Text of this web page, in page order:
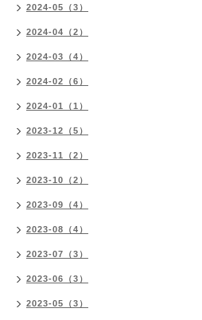
2024-05（3）
2024-04（2）
2024-03（4）
2024-02（6）
2024-01（1）
2023-12（5）
2023-11（2）
2023-10（2）
2023-09（4）
2023-08（4）
2023-07（3）
2023-06（3）
2023-05（3）